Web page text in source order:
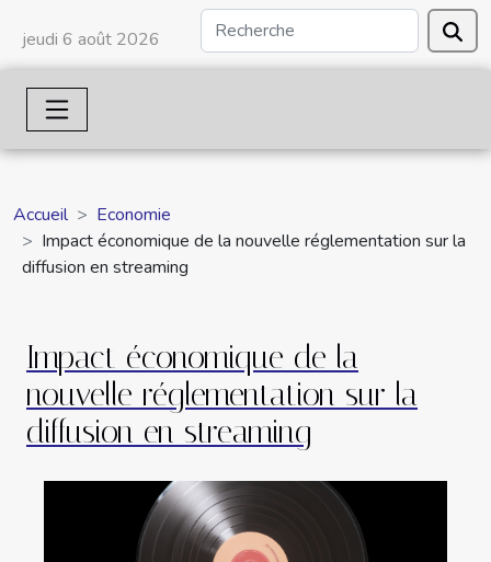
jeudi 6 août 2026
Accueil
Economie
Impact économique de la nouvelle réglementation sur la
diffusion en streaming
Impact économique de la
nouvelle réglementation sur la
diffusion en streaming